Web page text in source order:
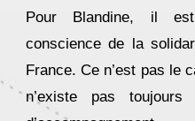
Pour Blandine, il
conscience de la
France. Ce n’est pas le
n’existe pas